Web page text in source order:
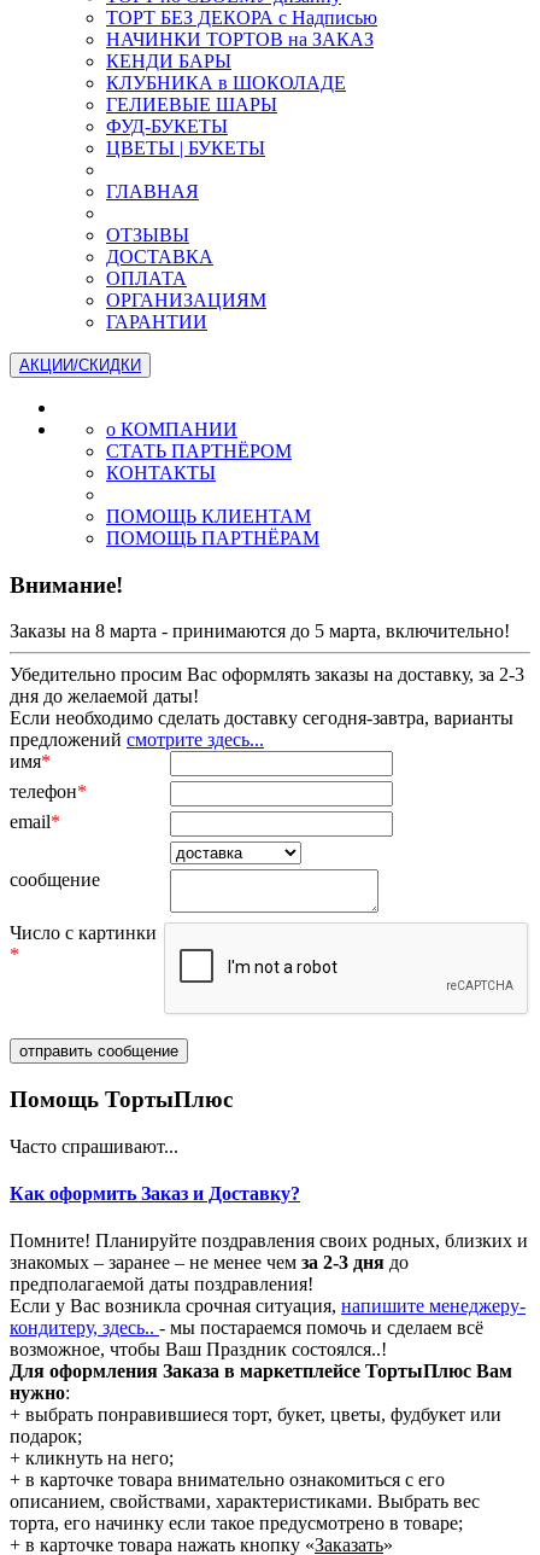
ТОРТ БЕЗ ДЕКОРА с Надписью
НАЧИНКИ ТОРТОВ на ЗАКАЗ
КЕНДИ БАРЫ
КЛУБНИКА в ШОКОЛАДЕ
ГЕЛИЕВЫЕ ШАРЫ
ФУД-БУКЕТЫ
ЦВЕТЫ | БУКЕТЫ
ГЛАВНАЯ
ОТЗЫВЫ
ДОСТАВКА
ОПЛАТА
ОРГАНИЗАЦИЯМ
ГАРАНТИИ
АКЦИИ/СКИДКИ
о КОМПАНИИ
СТАТЬ ПАРТНЁРОМ
КОНТАКТЫ
ПОМОЩЬ КЛИЕНТАМ
ПОМОЩЬ ПАРТНЁРАМ
Внимание!
Заказы на 8 марта - принимаются до 5 марта, включительно!
Убедительно просим Вас оформлять заказы на доставку, за 2-3
дня до желаемой даты!
Если необходимо сделать доставку сегодня-завтра, варианты
предложений смотрите здесь...
имя*
телефон*
email*
сообщение
Число с картинки
*
Помощь ТортыПлюс
Часто спрашивают...
Как оформить Заказ и Доставку?
Помните! Планируйте поздравления своих родных, близких и
знакомых – заранее – не менее чем за 2-3 дня до
предполагаемой даты поздравления!
Если у Вас возникла срочная ситуация, напишите менеджеру-
кондитеру, здесь.. - мы постараемся помочь и сделаем всё
возможное, чтобы Ваш Праздник состоялся..!
Для оформления Заказа в маркетплейсе ТортыПлюс Вам
нужно:
+ выбрать понравившиеся торт, букет, цветы, фудбукет или
подарок;
+ кликнуть на него;
+ в карточке товара внимательно ознакомиться с его
описанием, свойствами, характеристиками. Выбрать вес
торта, его начинку если такое предусмотрено в товаре;
+ в карточке товара нажать кнопку «Заказать»